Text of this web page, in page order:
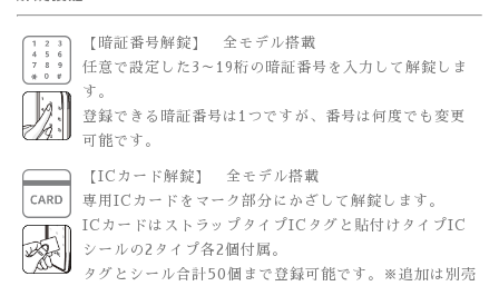
【暗証番号解錠】 全モデル搭載
任意で設定した3～19桁の暗証番号を入力して解錠しま
す。
登録できる暗証番号は1つですが、番号は何度でも変更
可能です。
【ICカード解錠】 全モデル搭載
専用ICカードをマーク部分にかざして解錠します。
ICカードはストラップタイプICタグと貼付けタイプIC
シールの2タイプ各2個付属。
タグとシール合計50個まで登録可能です。※追加は別売